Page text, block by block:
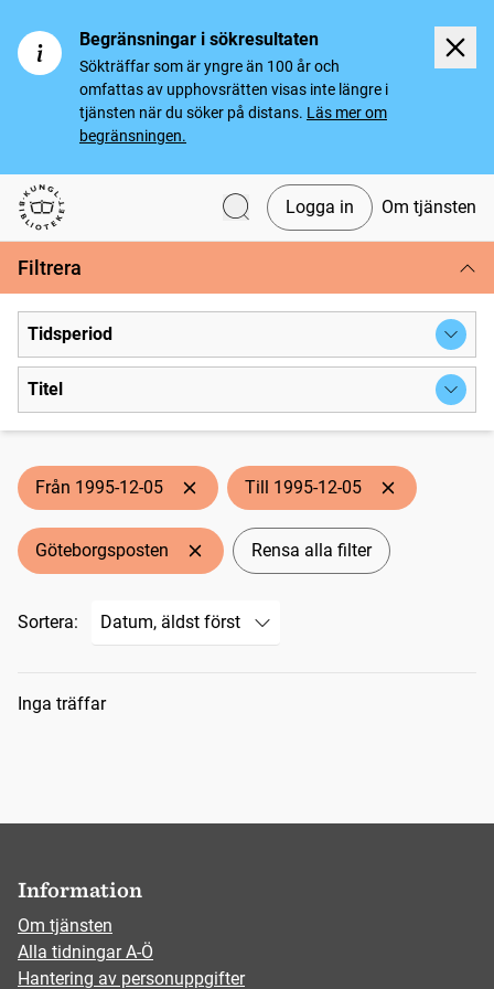
Begränsningar i sökresultaten
Sökträffar som är yngre än 100 år och
omfattas av upphovsrätten visas inte längre i
tjänsten när du söker på distans. Läs mer om
begränsningen.
Svenska tidningar
Logga in Om tjänsten
Filtrera
Tidsperiod
Titel
Från 1995-12-05 Till 1995-12-05
Göteborgsposten Rensa alla filter
Sortera:
Sökresultat
Inga träffar
Information
Om tjänsten
Alla tidningar A-Ö
Hantering av personuppgifter